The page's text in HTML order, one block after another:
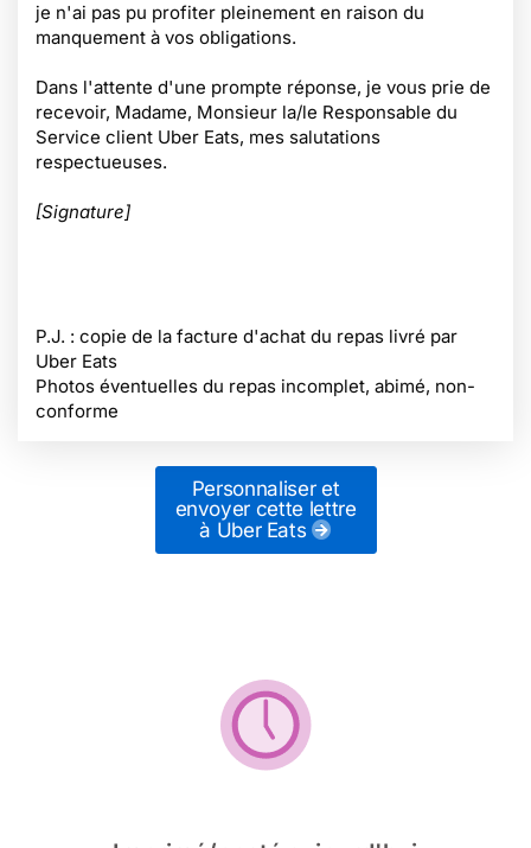
je n'ai pas pu profiter pleinement en raison du
manquement à vos obligations.
Dans l'attente d'une prompte réponse, je vous prie de
recevoir, Madame, Monsieur la/le Responsable du
Service client Uber Eats, mes salutations
respectueuses.
[Signature]
P.J. : copie de la facture d'achat du repas livré par
Uber Eats
Photos éventuelles du repas incomplet, abimé, non-
conforme
Personnaliser et
envoyer cette lettre
à Uber Eats